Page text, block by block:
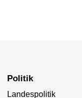
Politik
Landespolitik